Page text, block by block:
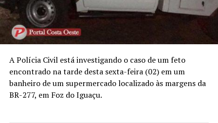
A Polícia Civil está investigando o caso de um feto
encontrado na tarde desta sexta-feira (02) em um
banheiro de um supermercado localizado às margens da
BR-277, em Foz do Iguaçu.